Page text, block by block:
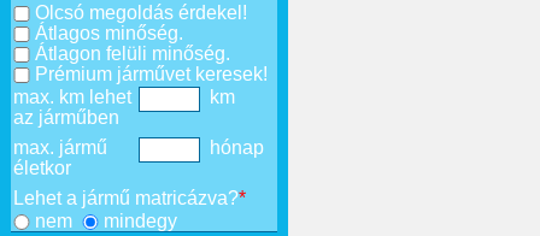
Olcsó megoldás érdekel!
Átlagos minőség.
Átlagon felüli minőség.
Prémium járművet keresek!
max. km lehet
az járműben
km
max. jármű
életkor
hónap
Lehet a jármű matricázva?*
nem
mindegy